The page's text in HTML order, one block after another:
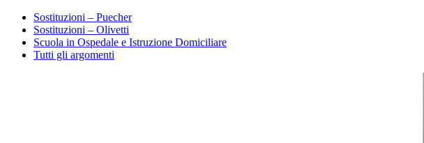
Sostituzioni – Puecher
Sostituzioni – Olivetti
Scuola in Ospedale e Istruzione Domiciliare
Tutti gli argomenti